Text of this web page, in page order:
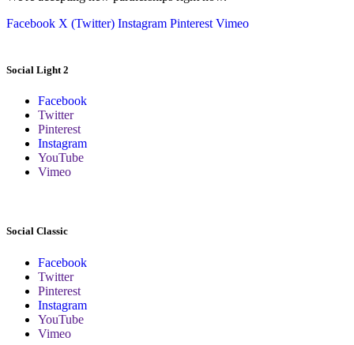
Facebook X (Twitter) Instagram Pinterest Vimeo
Social Light 2
Facebook
Twitter
Pinterest
Instagram
YouTube
Vimeo
Social Classic
Facebook
Twitter
Pinterest
Instagram
YouTube
Vimeo